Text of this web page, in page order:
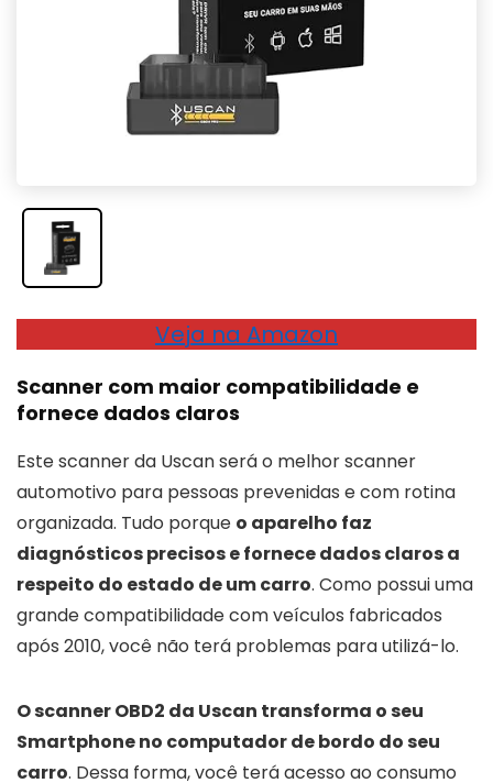
Veja na Amazon
Scanner com maior compatibilidade e
fornece dados claros
Este scanner da Uscan será o melhor scanner
automotivo para pessoas prevenidas e com rotina
organizada. Tudo porque o aparelho faz
diagnósticos precisos e fornece dados claros a
respeito do estado de um carro. Como possui uma
grande compatibilidade com veículos fabricados
após 2010, você não terá problemas para utilizá-lo.
O scanner OBD2 da Uscan transforma o seu
Smartphone no computador de bordo do seu
carro. Dessa forma, você terá acesso ao consumo